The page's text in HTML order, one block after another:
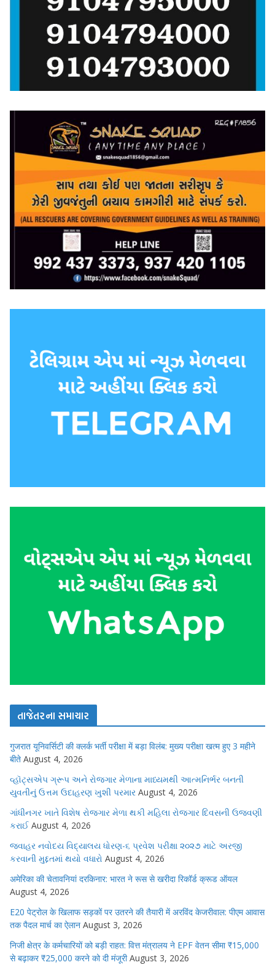
તાજેતરના સમાચાર
गुजरात यूनिवर्सिटी की क्लर्क भर्ती परीक्षा में बड़ा विलंब: मुख्य परीक्षा खत्म हुए 3 महीने
बीते August 4, 2026
વ્હૉટ્સએપ ગ્રૂપ અને રોજગાર મેળાના માધ્યમથી આત્મનિર્ભર બનતી
યુવતીનું ઉત્તમ ઉદાહરણ ખુશી પરમાર August 4, 2026
ગાંધીનગર ખાતે વિશેષ રોજગાર મેળા થકી મહિલા રોજગાર દિવસની ઉજવણી
કરાઈ August 4, 2026
જવાહર નવોદય વિદ્યાલય ધોરણ-૬ પ્રવેશ પરીક્ષા ૨૦૨૭ માટે અરજી
કરવાની મુદ્દતમાં થયો વધારો August 4, 2026
अमेरिका की चेतावनियां दरकिनार: भारत ने रूस से खरीदा रिकॉर्ड क्रूड ऑयल
August 4, 2026
E20 पेट्रोल के खिलाफ सड़कों पर उतरने की तैयारी में अरविंद केजरीवाल: पीएम आवास
तक पैदल मार्च का ऐलान August 3, 2026
निजी क्षेत्र के कर्मचारियों को बड़ी राहत: वित्त मंत्रालय ने EPF वेतन सीमा ₹15,000
से बढ़ाकर ₹25,000 करने को दी मंजूरी August 3, 2026